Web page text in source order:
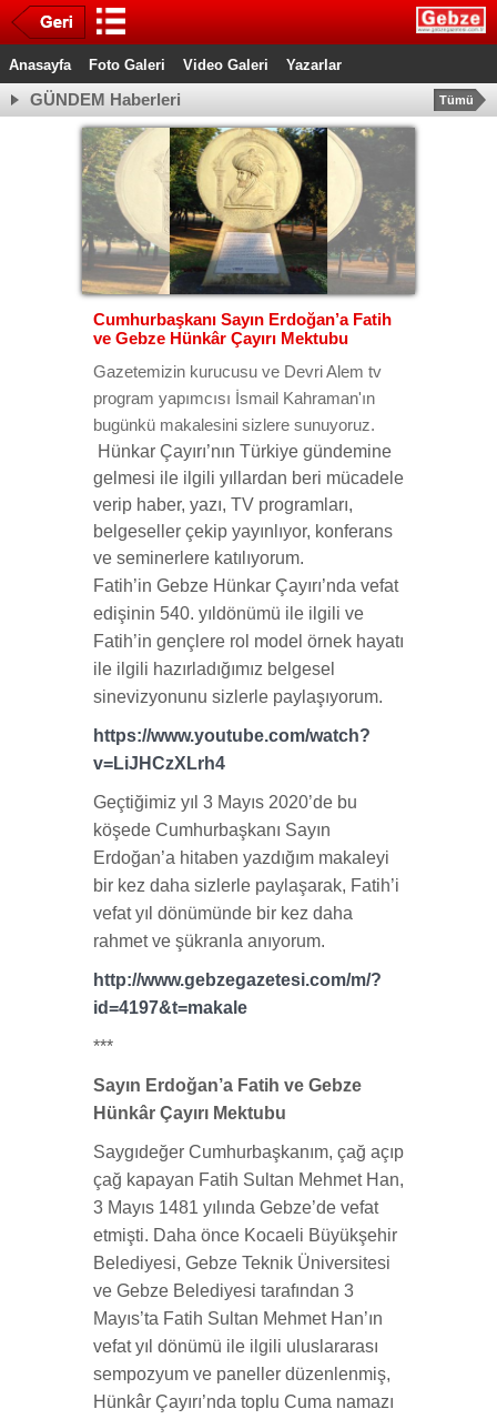
Anasayfa Foto Galeri Video Galeri Yazarlar
GÜNDEM Haberleri Tümü
Cumhurbaşkanı Sayın Erdoğan’a Fatih
ve Gebze Hünkâr Çayırı Mektubu
Gazetemizin kurucusu ve Devri Alem tv
program yapımcısı İsmail Kahraman'ın
bugünkü makalesini sizlere sunuyoruz.
Hünkar Çayırı’nın Türkiye gündemine
gelmesi ile ilgili yıllardan beri mücadele
verip haber, yazı, TV programları,
belgeseller çekip yayınlıyor, konferans
ve seminerlere katılıyorum.
Fatih’in Gebze Hünkar Çayırı’nda vefat
edişinin 540. yıldönümü ile ilgili ve
Fatih’in gençlere rol model örnek hayatı
ile ilgili hazırladığımız belgesel
sinevizyonunu sizlerle paylaşıyorum.
https://www.youtube.com/watch?
v=LiJHCzXLrh4
Geçtiğimiz yıl 3 Mayıs 2020’de bu
köşede Cumhurbaşkanı Sayın
Erdoğan’a hitaben yazdığım makaleyi
bir kez daha sizlerle paylaşarak, Fatih’i
vefat yıl dönümünde bir kez daha
rahmet ve şükranla anıyorum.
http://www.gebzegazetesi.com/m/?
id=4197&t=makale
***
Sayın Erdoğan’a Fatih ve Gebze
Hünkâr Çayırı Mektubu
Saygıdeğer Cumhurbaşkanım, çağ açıp
çağ kapayan Fatih Sultan Mehmet Han,
3 Mayıs 1481 yılında Gebze’de vefat
etmişti. Daha önce Kocaeli Büyükşehir
Belediyesi, Gebze Teknik Üniversitesi
ve Gebze Belediyesi tarafından 3
Mayıs’ta Fatih Sultan Mehmet Han’ın
vefat yıl dönümü ile ilgili uluslararası
sempozyum ve paneller düzenlenmiş,
Hünkâr Çayırı’nda toplu Cuma namazı